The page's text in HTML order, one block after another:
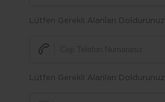
Lütfen Gerekli Alanları Doldurunuz.
Lütfen Gerekli Alanları Doldurunuz.